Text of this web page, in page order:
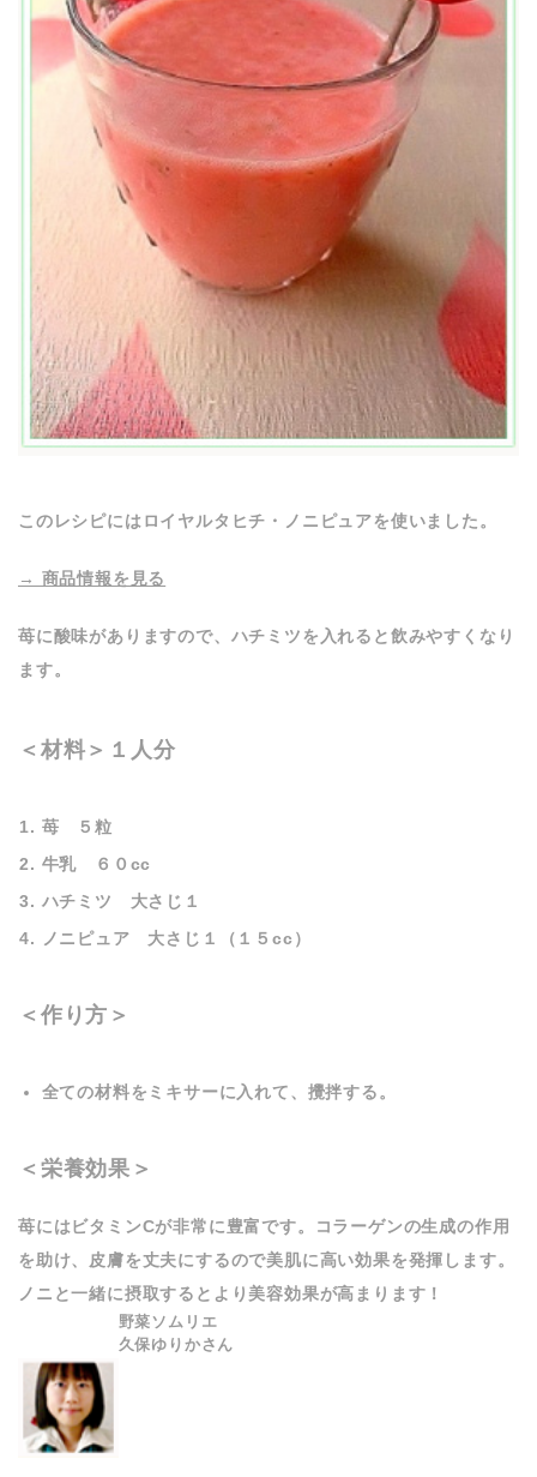
このレシピにはロイヤルタヒチ・ノニピュアを使いました。
→ 商品情報を見る
苺に酸味がありますので、ハチミツを入れると飲みやすくなり
ます。
＜材料＞１人分
苺 ５粒
牛乳 ６０cc
ハチミツ 大さじ１
ノニピュア 大さじ１（１５cc）
＜作り方＞
全ての材料をミキサーに入れて、攪拌する。
＜栄養効果＞
苺にはビタミンCが非常に豊富です。コラーゲンの生成の作用
を助け、皮膚を丈夫にするので美肌に高い効果を発揮します。
ノニと一緒に摂取するとより美容効果が高まります！
野菜ソムリエ
久保ゆりかさん